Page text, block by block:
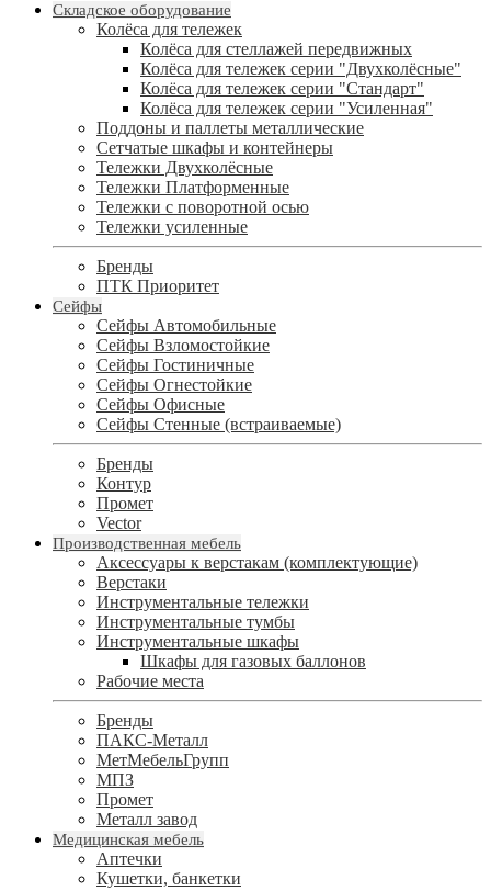
Складское оборудование
Колёса для тележек
Колёса для стеллажей передвижных
Колёса для тележек серии "Двухколёсные"
Колёса для тележек серии "Стандарт"
Колёса для тележек серии "Усиленная"
Поддоны и паллеты металлические
Сетчатые шкафы и контейнеры
Тележки Двухколёсные
Тележки Платформенные
Тележки с поворотной осью
Тележки усиленные
Бренды
ПТК Приоритет
Сейфы
Сейфы Автомобильные
Сейфы Взломостойкие
Сейфы Гостиничные
Сейфы Огнестойкие
Сейфы Офисные
Сейфы Стенные (встраиваемые)
Бренды
Контур
Промет
Vector
Производственная мебель
Аксессуары к верстакам (комплектующие)
Верстаки
Инструментальные тележки
Инструментальные тумбы
Инструментальные шкафы
Шкафы для газовых баллонов
Рабочие места
Бренды
ПАКС-Металл
МетМебельГрупп
МПЗ
Промет
Металл завод
Медицинская мебель
Аптечки
Кушетки, банкетки